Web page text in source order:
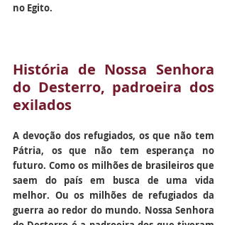
no Egito.
História de Nossa Senhora
do Desterro, padroeira dos
exilados
A devoção dos refugiados, os que não tem
Pátria, os que não tem esperança no
futuro. Como os milhões de brasileiros que
saem do país em busca de uma vida
melhor. Ou os milhões de refugiados da
guerra ao redor do mundo. Nossa Senhora